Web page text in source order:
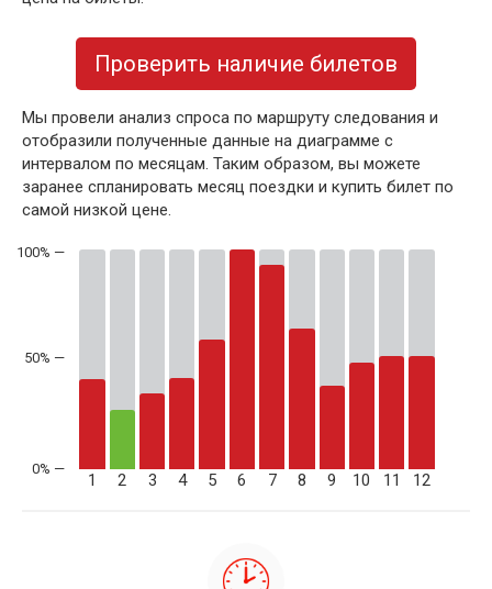
Проверить наличие билетов
Мы провели анализ спроса по маршруту следования и
отобразили полученные данные на диаграмме с
интервалом по месяцам. Таким образом, вы можете
заранее спланировать месяц поездки и купить билет по
самой низкой цене.
50% —
1 2 3 4 5 6 7 8 9 10 11 12